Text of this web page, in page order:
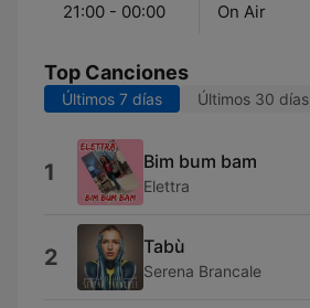
21:00 - 00:00 On Air
Top Canciones
Últimos 7 días Últimos 30 días
1 Bim bum bam
Elettra
2 Tabù
Serena Brancale